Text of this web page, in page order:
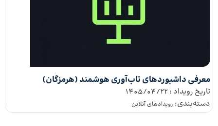
معرفی داشبوردهای تاب‌آوری هوشمند (هرمزگان)
تاریخ رویداد : 1405/04/22
دسته‌بندی: رویداد‌های آنلاین